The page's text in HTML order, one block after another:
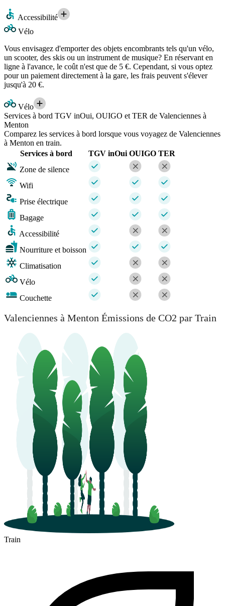
Accessibilité
Vélo
Vous envisagez d'emporter des objets encombrants tels qu'un vélo,
un scooter, des skis ou un instrument de musique? En réservant en
ligne à l'avance, le coût n'est que de 5 €. Cependant, si vous optez
pour un paiement directement à la gare, les frais peuvent s'élever
jusqu'à 20 €.
Vélo
Services à bord TGV inOui, OUIGO et TER de Valenciennes à
Menton
Comparez les services à bord lorsque vous voyagez de Valenciennes
à Menton en train.
Services à bord
TGV inOui OUIGO TER
Zone de silence
Wifi
Prise électrique
Bagage
Accessibilité
Nourriture et boisson
Climatisation
Vélo
Couchette
Valenciennes à Menton Émissions de CO2 par Train
Train